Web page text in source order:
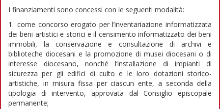
I finanziamenti sono concessi con le seguenti modalità:
1. come concorso erogato per l’inventariazione informatizzata
dei beni artistici e storici e il censimento informatizzato dei beni
immobili, la conservazione e consultazione di archivi e
biblioteche diocesani e la promozione di musei diocesani o di
interesse diocesano, nonché l’installazione di impianti di
sicurezza per gli edifici di culto e le loro dotazioni storico-
artistiche, in misura fissa per ciascun ente, a seconda della
tipologia di intervento, approvata dal Consiglio episcopale
permanente;